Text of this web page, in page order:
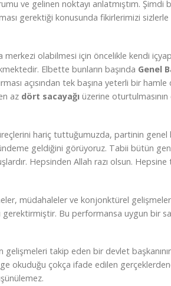
ve gelinen noktayı anlatmıştım. Şimdi
gerektiği konusunda fikirlerimizi sizlerle
olabilmesi için öncelikle kendi
Elbette bunların başında Genel
açısından tek başına yeterli bir hamle
az dört sacayağı üzerine
süreçlerini hariç tuttuğumuzda, partinin genel
geldiğini görüyoruz. Tabii bütün
Hepsinden Allah razı olsun.
müdahaleler ve konjonktürel
Bu performansa uygun bir
takip eden bir devlet
okuduğu çokça ifade edilen